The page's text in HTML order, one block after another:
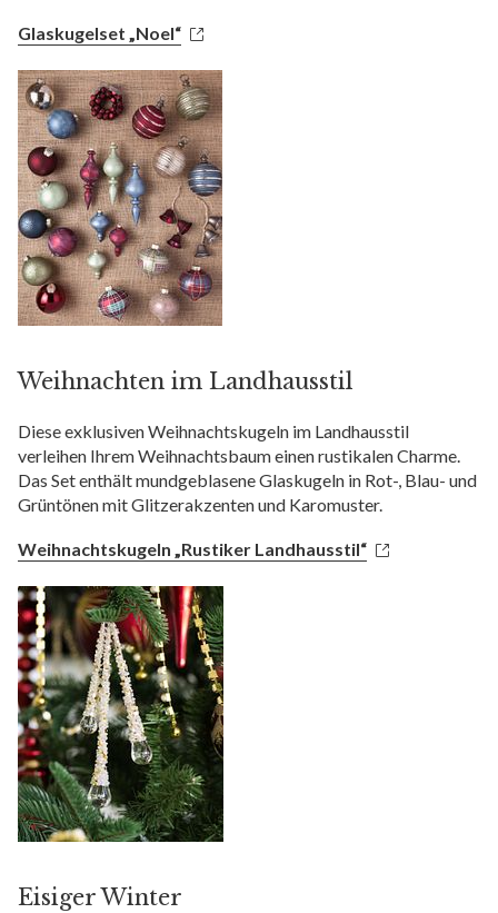
Glaskugelset „Noel“
Weihnachten im Landhausstil
Diese exklusiven Weihnachtskugeln im Landhausstil
verleihen Ihrem Weihnachtsbaum einen rustikalen Charme.
Das Set enthält mundgeblasene Glaskugeln in Rot-, Blau- und
Grüntönen mit Glitzerakzenten und Karomuster.
Weihnachtskugeln „Rustiker Landhausstil“
Eisiger Winter